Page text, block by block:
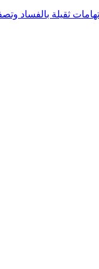
ثقيلة بالفساد